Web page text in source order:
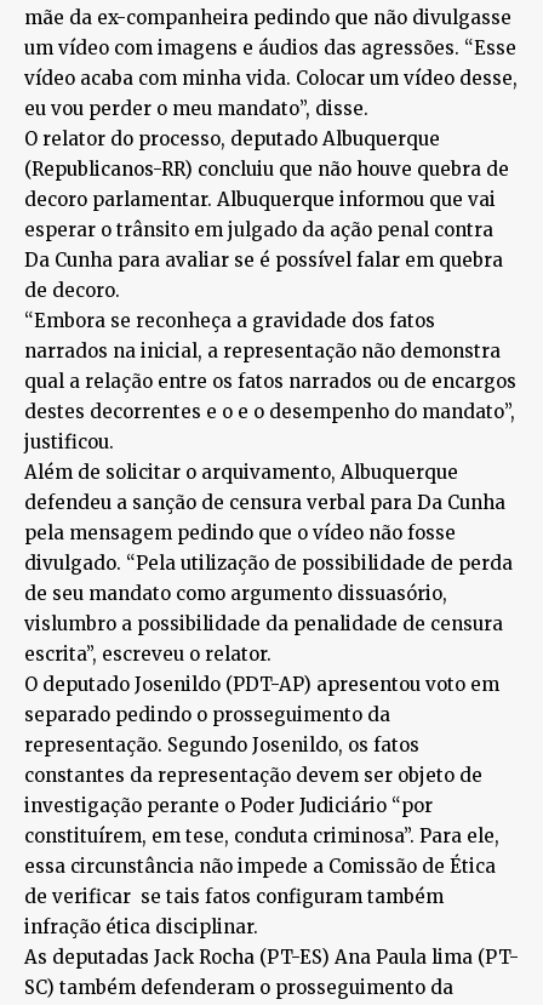
mãe da ex-companheira pedindo que não divulgasse
um vídeo com imagens e áudios das agressões. “Esse
vídeo acaba com minha vida. Colocar um vídeo desse,
eu vou perder o meu mandato”, disse.
O relator do processo, deputado Albuquerque
(Republicanos-RR) concluiu que não houve quebra de
decoro parlamentar. Albuquerque informou que vai
esperar o trânsito em julgado da ação penal contra
Da Cunha para avaliar se é possível falar em quebra
de decoro.
“Embora se reconheça a gravidade dos fatos
narrados na inicial, a representação não demonstra
qual a relação entre os fatos narrados ou de encargos
destes decorrentes e o e o desempenho do mandato”,
justificou.
Além de solicitar o arquivamento, Albuquerque
defendeu a sanção de censura verbal para Da Cunha
pela mensagem pedindo que o vídeo não fosse
divulgado. “Pela utilização de possibilidade de perda
de seu mandato como argumento dissuasório,
vislumbro a possibilidade da penalidade de censura
escrita”, escreveu o relator.
O deputado Josenildo (PDT-AP) apresentou voto em
separado pedindo o prosseguimento da
representação. Segundo Josenildo, os fatos
constantes da representação devem ser objeto de
investigação perante o Poder Judiciário “por
constituírem, em tese, conduta criminosa”. Para ele,
essa circunstância não impede a Comissão de Ética
de verificar se tais fatos configuram também
infração ética disciplinar.
As deputadas Jack Rocha (PT-ES) Ana Paula lima (PT-
SC) também defenderam o prosseguimento da